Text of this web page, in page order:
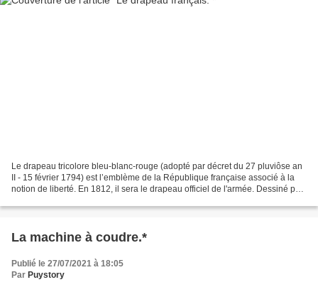
Le drapeau tricolore bleu-blanc-rouge (adopté par décret du 27 pluviôse an
II - 15 février 1794) est l’emblème de la République française associé à la
notion de liberté. En 1812, il sera le drapeau officiel de l'armée. Dessiné par
La machine à coudre.*
Publié le 27/07/2021 à 18:05
Par Puystory